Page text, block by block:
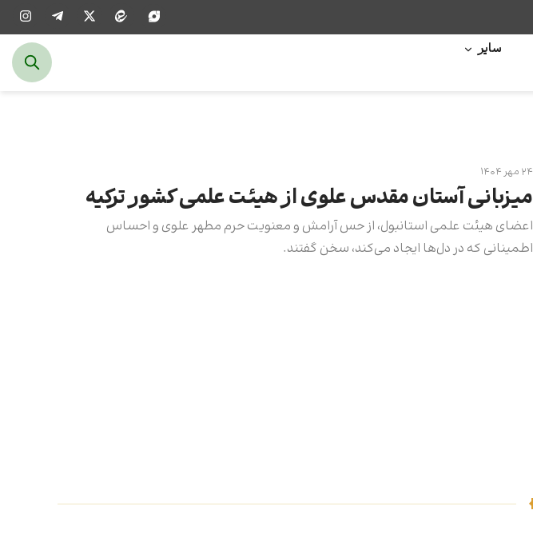
سایر
۲۴ مهر ۱۴۰۴
میزبانی آستان مقدس علوی از هیئت علمی کشور ترکیه
اعضای هیئت علمی استانبول، از حس آرامش و معنویت حرم مطهر علوی و احساس
اطمینانی که در دل‌ها ایجاد می‌کند، سخن گفتند.